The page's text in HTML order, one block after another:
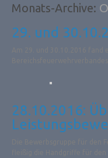
Monats-Archive:
29. und
28.10.2016: